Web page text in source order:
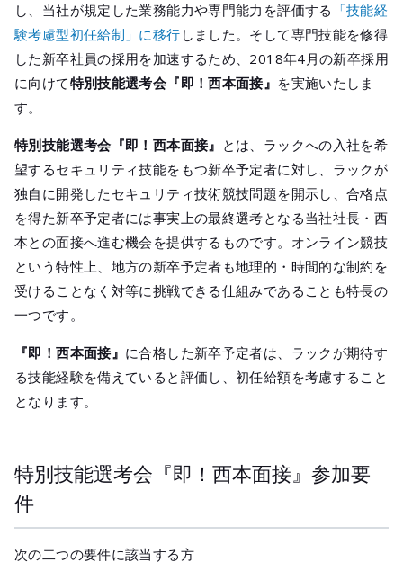
し、当社が規定した業務能力や専門能力を評価する 「技能経
験考慮型初任給制」に移行 しました。そして専門技能を修得
した新卒社員の採用を加速するため、2018年4月の新卒採用
に向けて特別技能選考会『即！西本面接』 を実施いたしま
す。
特別技能選考会『即！西本面接』 とは、ラックへの入社を希
望するセキュリティ技能をもつ新卒予定者に対し、ラックが
独自に開発したセキュリティ技術競技問題を開示し、合格点
を得た新卒予定者には事実上の最終選考となる当社社長・西
本との面接へ進む機会を提供するものです。オンライン競技
という特性上、地方の新卒予定者も地理的・時間的な制約を
受けることなく対等に挑戦できる仕組みであることも特長の
一つです。
『即！西本面接』 に合格した新卒予定者は、ラックが期待す
る技能経験を備えていると評価し、初任給額を考慮すること
となります。
特別技能選考会『即！西本面接』参加要
件
次の二つの要件に該当する方